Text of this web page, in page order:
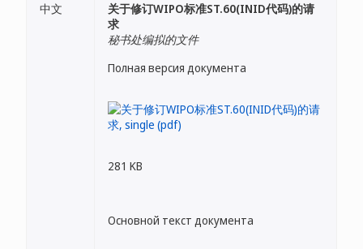
中文
关于修订WIPO标准ST.60(INID代码)的请
求
秘书处编拟的文件
Полная версия документа
281 KB
Основной текст документа